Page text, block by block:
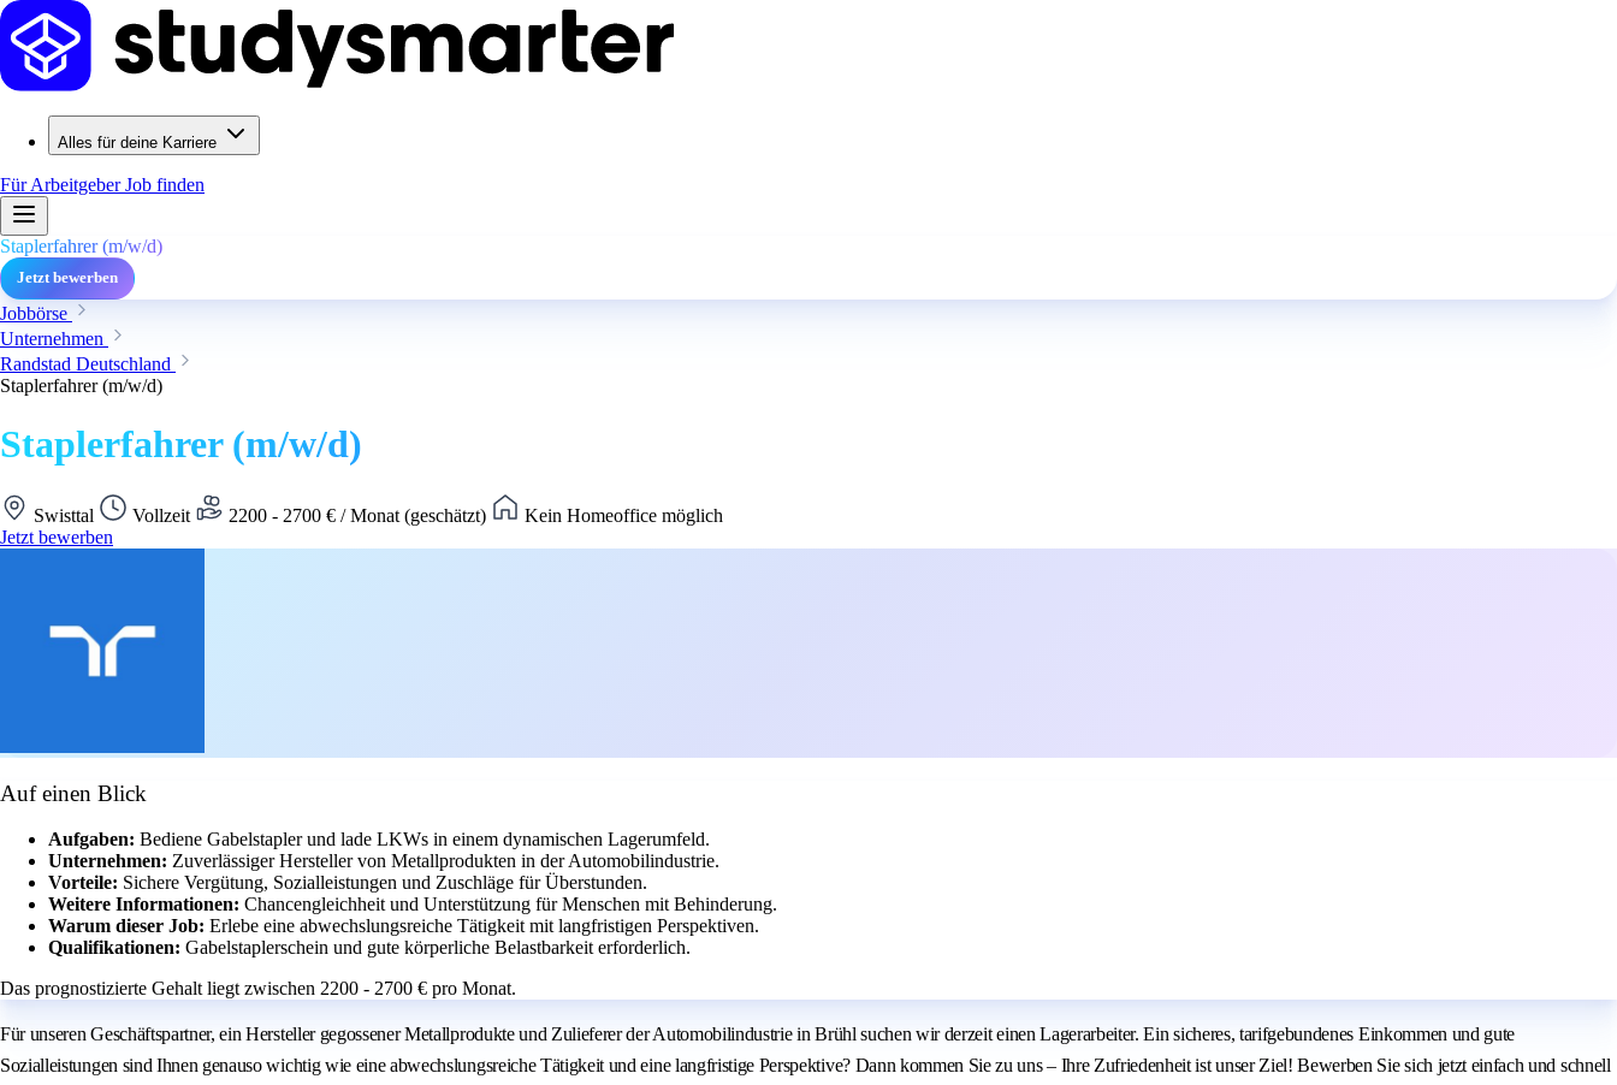
Alles für deine Karriere
Für ArbeitgeberJob finden
Staplerfahrer (m/w/d)
Jetzt bewerben
Jobbörse
Unternehmen
Randstad Deutschland
Staplerfahrer (m/w/d)
Staplerfahrer (m/w/d)
Swisttal Vollzeit 2200 - 2700 € / Monat (geschätzt)
Kein Homeoffice möglich
Jetzt bewerben
Auf einen Blick
Aufgaben: Bediene Gabelstapler und lade LKWs in einem dynamischen Lagerumfeld.
Unternehmen: Zuverlässiger Hersteller von Metallprodukten in der Automobilindustrie.
Vorteile: Sichere Vergütung, Sozialleistungen und Zuschläge für Überstunden.
Weitere Informationen: Chancengleichheit und Unterstützung für Menschen mit Behinderung.
Warum dieser Job: Erlebe eine abwechslungsreiche Tätigkeit mit langfristigen Perspektiven.
Qualifikationen: Gabelstaplerschein und gute körperliche Belastbarkeit erforderlich.
Das prognostizierte Gehalt liegt zwischen 2200 - 2700 € pro Monat.
Für unseren Geschäftspartner, ein Hersteller gegossener Metallprodukte und Zulieferer der Automobilindustrie in Brühl suchen wir derzeit einen Lagerarbeiter. Ein sicheres, tarifgebundenes Einkommen und gute
Sozialleistungen sind Ihnen genauso wichtig wie eine abwechslungsreiche Tätigkeit und eine langfristige Perspektive? Dann kommen Sie zu uns – Ihre Zufriedenheit ist unser Ziel! Bewerben Sie sich jetzt einfach und schnell